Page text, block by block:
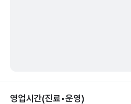
영업시간(진료•운영)